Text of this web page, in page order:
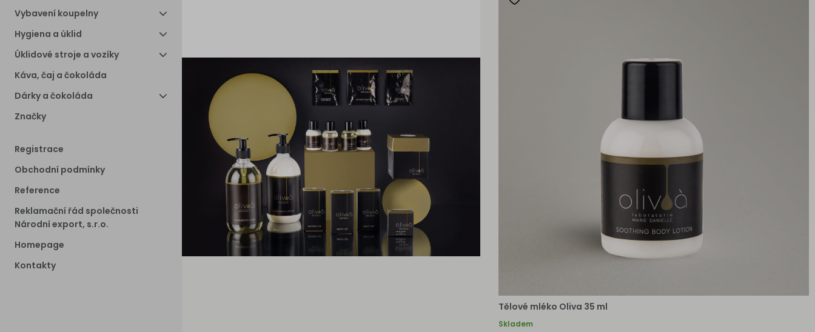
Vybavení koupelny
Hygiena a úklid
Úklidové stroje a vozíky
Káva, čaj a čokoláda
Dárky a čokoláda
Značky
Registrace
Obchodní podmínky
Reference
Reklamační řád společnosti
Národní export, s.r.o.
Homepage
Kontakty
Tělové mléko Oliva 35 ml
Skladem